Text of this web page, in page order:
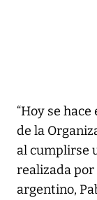
“Hoy se
de la
al cumplirse
realizada por
argentino,